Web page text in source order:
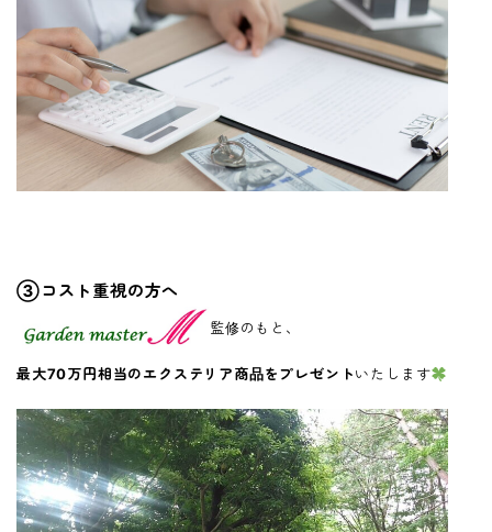
③コスト重視の方へ
監修のもと、
最大70万円相当のエクステリア商品をプレゼントいたします